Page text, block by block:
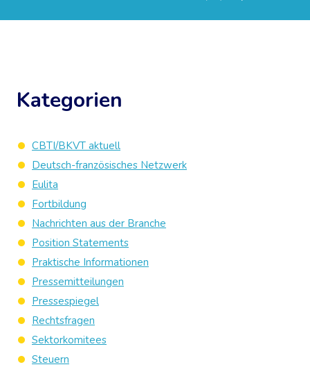
Kategorien
CBTI/BKVT aktuell
Deutsch-französisches Netzwerk
Eulita
Fortbildung
Nachrichten aus der Branche
Position Statements
Praktische Informationen
Pressemitteilungen
Pressespiegel
Rechtsfragen
Sektorkomitees
Steuern